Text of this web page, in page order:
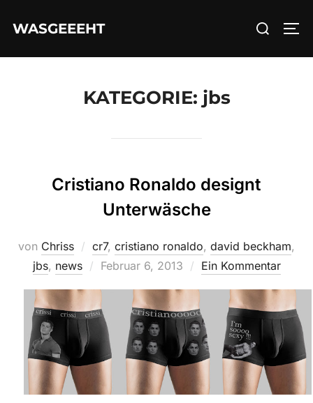
InhaltWASGEEEHT
Suchen
KATEGORIE: jbs
Cristiano Ronaldo designt
Unterwäsche
von Chriss cr7, cristiano ronaldo, david beckham,
jbs, news
Veröffentlicht
Februar 6, 2013 Ein Kommentar